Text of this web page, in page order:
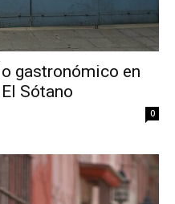
gastronómico en
Sótano
0